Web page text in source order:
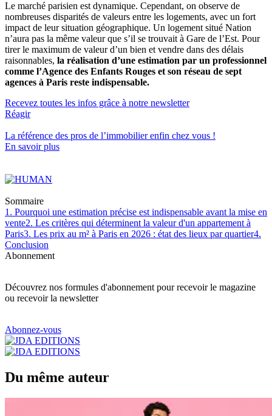
Le marché parisien est dynamique. Cependant, on observe de
nombreuses disparités de valeurs entre les logements, avec un fort
impact de leur situation géographique. Un logement situé Nation
n’aura pas la même valeur que s’il se trouvait à Gare de l’Est. Pour
tirer le maximum de valeur d’un bien et vendre dans des délais
raisonnables, la réalisation d’une estimation par un professionnel
comme l’Agence des Enfants Rouges et son réseau de sept
agences à Paris reste indispensable.
Recevez toutes les infos grâce à notre newsletter
Réagir
La référence des pros de l’immobilierenfin chez vous !
En savoir plus
Sommaire
1. Pourquoi une estimation précise est indispensable avant la mise en
vente2. Les critères qui déterminent la valeur d'un appartement à
Paris3. Les prix au m² à Paris en 2026 : état des lieux par quartier4.
Conclusion
Abonnement
Découvrez nos formules d'abonnement pour recevoir le magazine
ou recevoir la newsletter
Abonnez-vous
Du même auteur